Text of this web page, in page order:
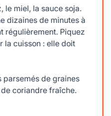
le miel, la sauce soja.
dizaines de minutes à
régulièrement. Piquez
la cuisson : elle doit
parsemés de graines
coriandre fraîche.